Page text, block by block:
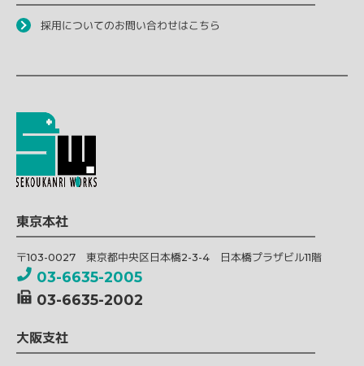
採用についてのお問い合わせはこちら
東京本社
〒103-0027 東京都中央区日本橋2-3-4 日本橋プラザビル11階
03-6635-2005
03-6635-2002
大阪支社